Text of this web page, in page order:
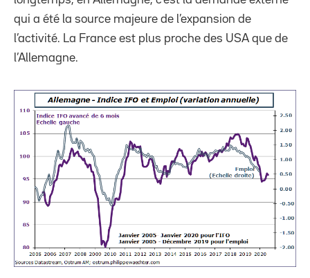
qui a été la source majeure de l’expansion de
l’activité. La France est plus proche des USA que de
l’Allemagne.